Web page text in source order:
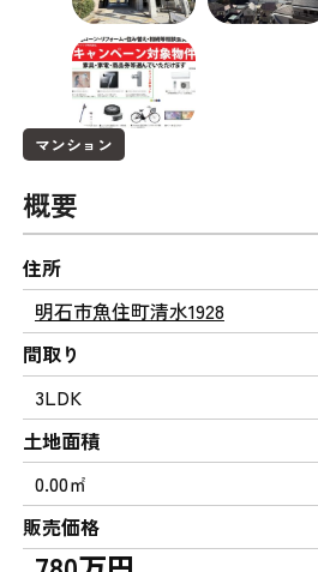
マンション
概要
住所
明石市魚住町清水1928
間取り
3LDK
土地面積
0.00㎡
販売価格